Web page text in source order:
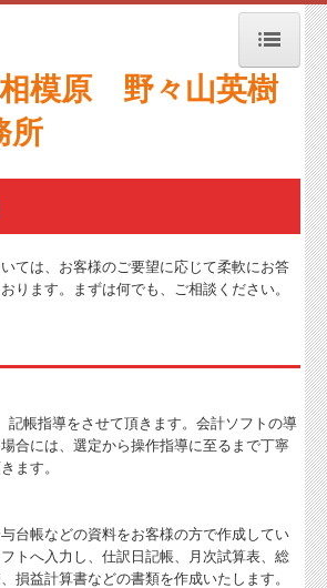
情報
ては、お客様のご要望に応じて柔軟にお答
ります。まずは何でも、ご相談ください。
記帳指導をさせて頂きます。会計ソフトの導
合には、選定から操作指導に至るまで丁寧
ます。
台帳などの資料をお客様の方で作成してい
トへ入力し、仕訳日記帳、月次試算表、総
損益計算書などの書類を作成いたします。